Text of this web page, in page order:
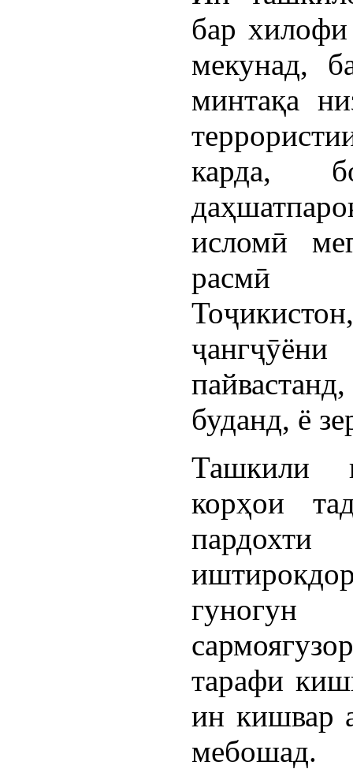
бар
мекунад,
минтақа
карда,
исломӣ
расмӣ
буданд, ё
Ташкили
корҳои
гуногун
тарафи
ин кишвар
мебошад.